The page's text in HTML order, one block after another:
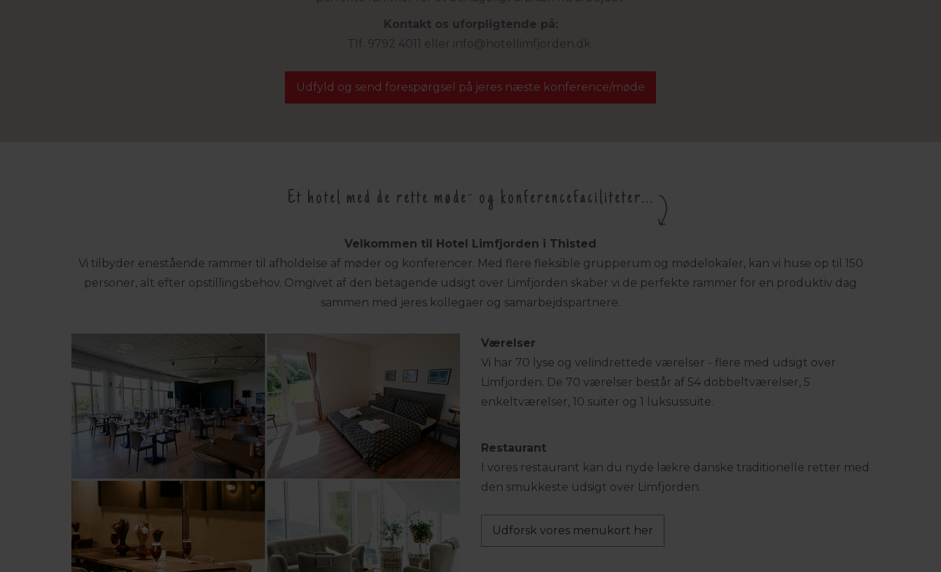
Kontakt os uforpligtende på:
Tlf. 9792 4011 eller info@ hotellimfjorden.dk
Udfyld og send forespørgsel på jeres næste konference/møde
Et hotel med de rette møde- og konferencefaciliteter...
Velkommen til Hotel Limfjorden i Thisted
Vi tilbyder enestående rammer til afholdelse af møder og konferencer. Med flere fleksible grupperum og mødelokaler, kan vi huse op til 150
personer, alt efter opstillingsbehov. Omgivet af den betagende udsigt over Limfjorden skaber vi de perfekte rammer for en produktiv dag
sammen med jeres kollegaer og samarbejdspartnere.
Værelser
Vi har 70 lyse og velindrettede værelser - flere med udsigt over
Limfjorden. De 70 værelser består af 54 dobbeltværelser, 5
enkeltværelser, 10 suiter og 1 luksussuite.
Restaurant
I vores restaurant kan du nyde lækre danske traditionelle retter med
den smukkeste udsigt over Limfjorden.
Udforsk vores menukort her